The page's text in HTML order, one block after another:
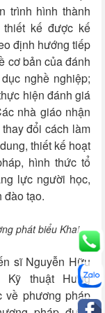
trình hình thành
kế được kế
định hướng tiếp
cơ bản của đánh
nghề nghiệp;
hiện đánh giá
nhà giáo nhận
đổi cách làm
thiết kế hoạt
hình thức tổ
lực người học,
đào tạo.
phát biểu Khai
sĩ Nguyễn Hữu
thuật Hưng
về phương pháp